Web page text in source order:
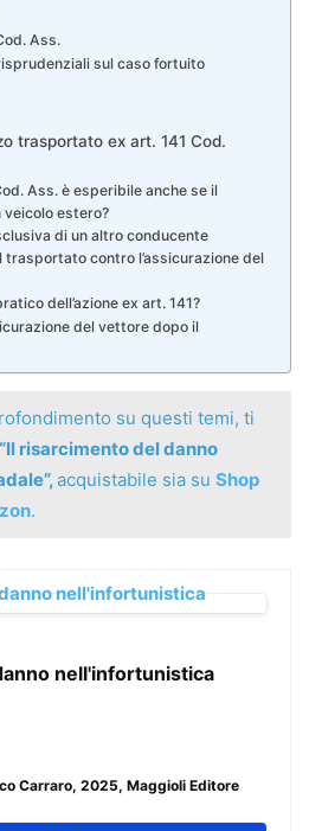
Ass.
sul caso fortuito
trasportato ex art. 141 Cod.
Ass. è esperibile anche se il
estero?
di un altro conducente
trasportato contro l’assicurazione del
dell’azione ex art. 141?
del vettore dopo il
su questi temi, ti
“Il risarcimento del danno
,acquistabile sia su Shop
.
nell'infortunistica
l’obiettivo, da un lato, di illustrare
una guida pratica dedicata
Carraro, 2025, Maggioli Editore